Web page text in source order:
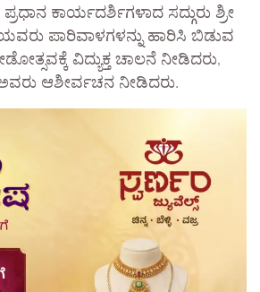
ಕಾರ್ಯದರ್ಶಿಗಳಾದ ಸದ್ಗುರು ಶ್ರೀ
ಪಾರಿವಾಳಗಳನ್ನು ಹಾರಿಸಿ ಬಿಡುವ
ವಿದ್ಯುಕ್ತ ಚಾಲನೆ ನೀಡಿದರು,
ಆಶೀರ್ವಚನ ನೀಡಿದರು.